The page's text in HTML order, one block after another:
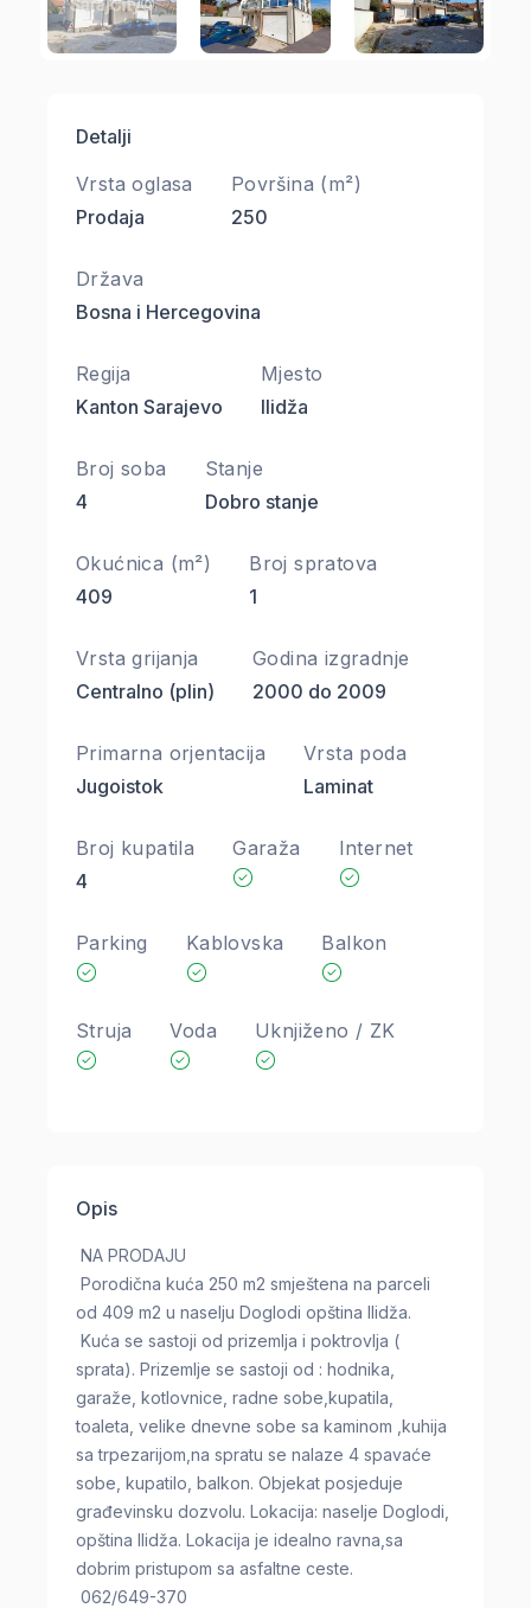
Detalji
Vrsta oglasa
Prodaja
Površina (m²)
250
Država
Bosna i Hercegovina
Regija
Kanton Sarajevo
Mjesto
Ilidža
Broj soba
4
Stanje
Dobro stanje
Okućnica (m²)
409
Broj spratova
1
Vrsta grijanja
Centralno (plin)
Godina izgradnje
2000 do 2009
Primarna orjentacija
Jugoistok
Vrsta poda
Laminat
Broj kupatila
4
Garaža Internet
Parking Kablovska Balkon
Struja Voda Uknjiženo / ZK
Opis
NA PRODAJU
Porodična kuća 250 m2 smještena na parceli
od 409 m2 u naselju Doglodi opština Ilidža.
Kuća se sastoji od prizemlja i poktrovlja (
sprata). Prizemlje se sastoji od : hodnika,
garaže, kotlovnice, radne sobe,kupatila,
toaleta, velike dnevne sobe sa kaminom ,kuhija
sa trpezarijom,na spratu se nalaze 4 spavaće
sobe, kupatilo, balkon. Objekat posjeduje
građevinsku dozvolu. Lokacija: naselje Doglodi,
opština Ilidža. Lokacija je idealno ravna,sa
dobrim pristupom sa asfaltne ceste.
062/649-370